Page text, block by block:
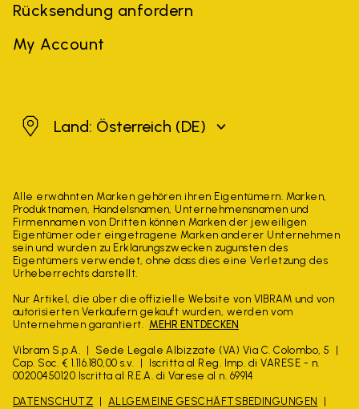
Rücksendung anfordern
My Account
Österreich
Land: Österreich (DE)
Alle erwähnten Marken gehören ihren Eigentümern. Marken,
Produktnamen, Handelsnamen, Unternehmensnamen und
Firmennamen von Dritten können Marken der jeweiligen
Eigentümer oder eingetragene Marken anderer Unternehmen
sein und wurden zu Erklärungszwecken zugunsten des
Eigentümers verwendet, ohne dass dies eine Verletzung des
Urheberrechts darstellt.
Nur Artikel, die über die offizielle Website von VIBRAM und von
autorisierten Verkäufern gekauft wurden, werden vom
Unternehmen garantiert. MEHR ENTDECKEN
Vibram S.p.A.
Sede Legale Albizzate (VA) Via C. Colombo, 5
Cap. Soc. € 1.116.180,00 s.v.
Iscritta al Reg. Imp. di VARESE - n.
00200450120 Iscritta al R.E.A. di Varese al n. 69914
DATENSCHUTZ
ALLGEMEINE GESCHÄFTSBEDINGUNGEN